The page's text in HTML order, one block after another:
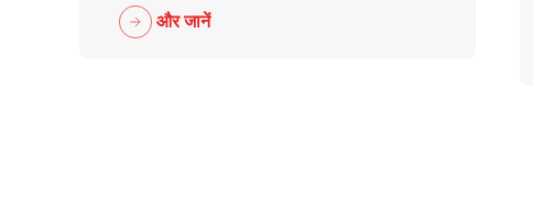
और जानें